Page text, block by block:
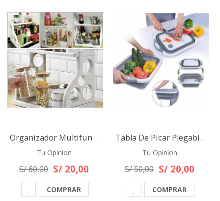
Organizador Multifuncional Para Condimentos Cuchillos Cocina
Tu Opinion
S/ 20,00
S/ 60,00
COMPRAR
Tabla De Picar Plegable Y Escurridor Multifuncional Cocina
Tu Opinion
S/ 20,00
S/ 50,00
COMPRAR